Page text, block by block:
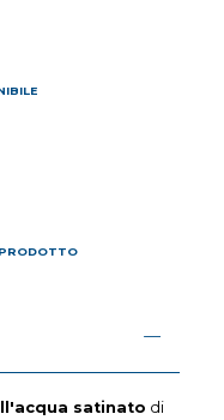
PRODOTTO
satinato di